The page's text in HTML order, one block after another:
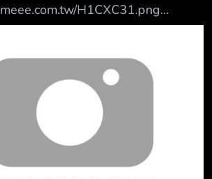
H1CXC31.png
media/HNs31WrbwAA
理得比較暗， 畫得像一幅油畫一
，大概在五、六年前，我開始構思
心裡想的是： 「想把這幅作品印
。」 因此， 為了讓人第一眼不要立
股， 我刻意把它畫得更像剪影